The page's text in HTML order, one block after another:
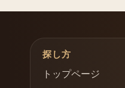
探し方
トップページ